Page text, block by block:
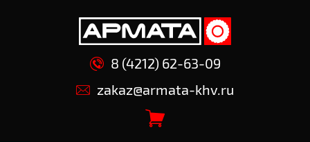
8 (4212) 62-63-09
zakaz@armata-khv.ru